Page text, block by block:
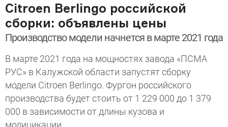
Citroen Berlingo российской
сборки: объявлены цены
Производство модели начнется в марте 2021 года
В марте 2021 года на мощностях завода «ПСМА
РУС» в Калужской области запустят сборку
модели Citroen Berlingo. Фургон российского
производства будет стоить от 1 229 000 до 1 379
000 в зависимости от длины кузова и
модицикации.